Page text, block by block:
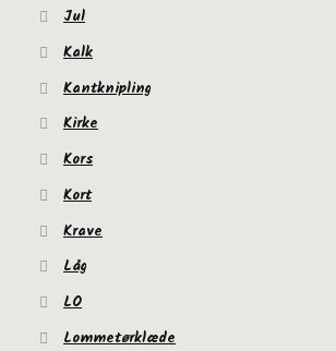
Jul
Kalk
Kantknipling
Kirke
Kors
Kort
Krave
Låg
LO
Lommetørklæde